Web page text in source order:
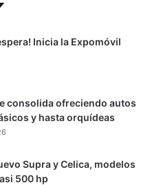
Inicia la Expomóvil
consolida ofreciendo autos
y hasta orquídeas
Supra y Celica, modelos
500 hp